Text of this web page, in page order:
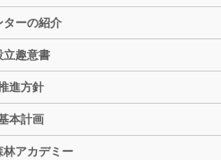
ターの紹介
立趣意書
進方針
本計画
林アカデミー